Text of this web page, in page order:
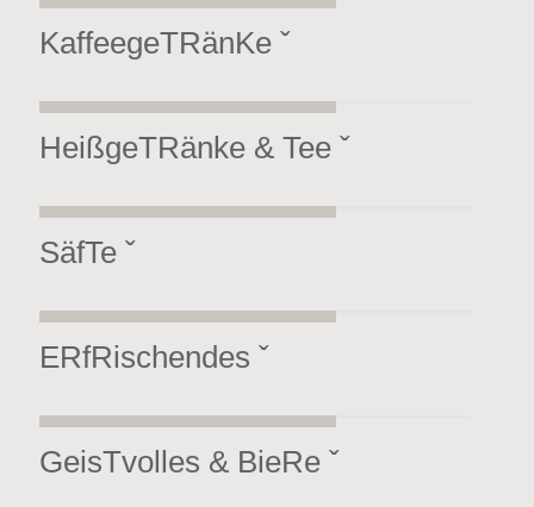
KaffeegeTRänKe ˇ
HeißgeTRänke & Tee ˇ
SäfTe ˇ
ERfRischendes ˇ
GeisTvolles & BieRe ˇ